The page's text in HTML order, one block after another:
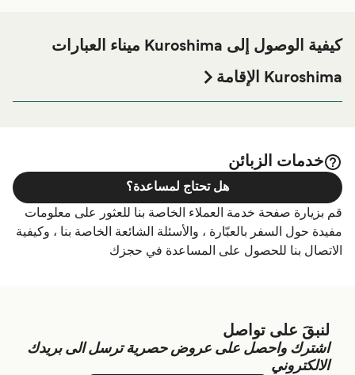
كيفية الوصول إلى Kuroshima ميناء العبارات
Kuroshima الإقامة
الصفحة للحصول على أفضل الأسعار للإقامة واحدة من أكبر
الخيارات على الإنترنت!
خدمات الزبائن
قم بزيارة صفحة خدمة العملاء الخاصة بنا للعثور على معلومات
مفيدة حول السفر بالعبّارة ، والأسئلة الشائعة الخاصة بنا ، وكيفية
الاتصال بنا للحصول على المساعدة في حجزك
هل تحتاج لمساعدة؟
لنبقَ على تواصل
اشترك واحصل على عروض حصرية ترسل الى بريدك
الالكتروني